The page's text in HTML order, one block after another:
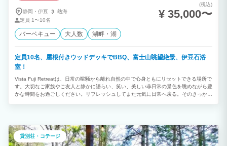
静岡・伊豆
熱海
定員 1〜10名
(税込)
¥ 35,000〜
バーベキュー 大人数 湖畔・湖
定員10名、屋根付きウッドデッキでBBQ、富士山眺望絶景、伊豆石浴
室！
Vista Fuji Retreatは、日常の喧騒から離れ自然の中で心身ともにリセットできる場所で
す。大切なご家族やご友人と静かに語らい、笑い、美しい非日常の景色を眺めながら豊
かな時間をお過ごしください。リフレッシュしてまた元気に日常へ戻る。そのきっかけ
貸別荘・コテージ